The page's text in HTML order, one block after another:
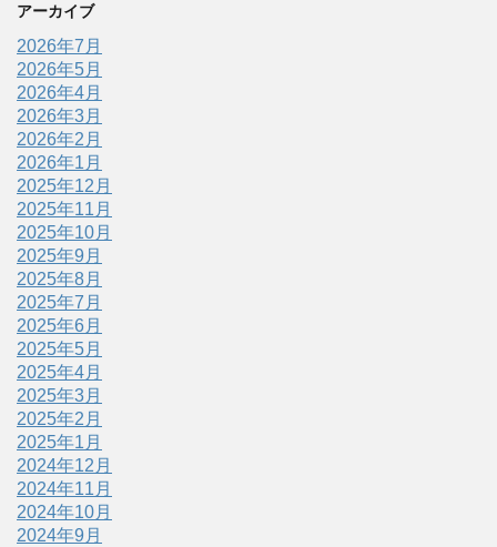
アーカイブ
2026年7月
2026年5月
2026年4月
2026年3月
2026年2月
2026年1月
2025年12月
2025年11月
2025年10月
2025年9月
2025年8月
2025年7月
2025年6月
2025年5月
2025年4月
2025年3月
2025年2月
2025年1月
2024年12月
2024年11月
2024年10月
2024年9月